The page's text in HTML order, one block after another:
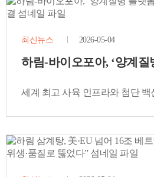
최신뉴스 2026-05-04
하림-바이오포아, ‘양계
세계 최고 사육 인프라와 첨단